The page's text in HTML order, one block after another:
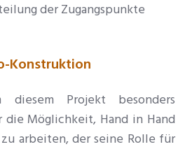
der Zugangspunkte
Konstruktion
Projekt besonders
die Möglichkeit, Hand in Hand
arbeiten, der seine Rolle für